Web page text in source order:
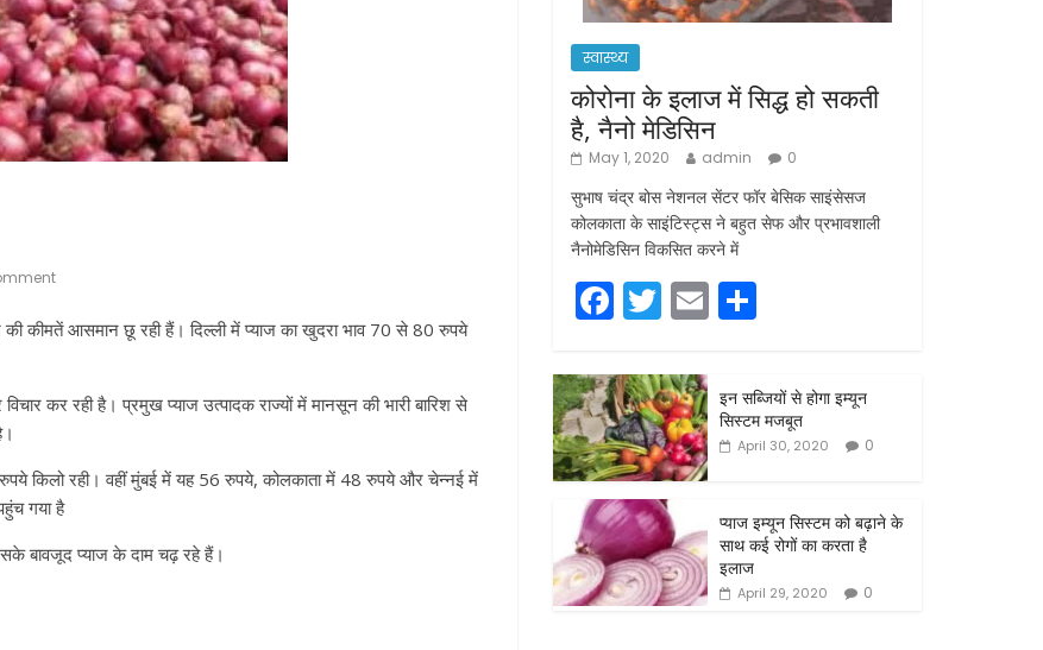
कीमतें आसमान छू रही हैं। दिल्ली में प्याज का खुदरा भाव 70 से 80 रुपये
कर रही है। प्रमुख प्याज उत्पादक राज्यों में मानसून की भारी बारिश से
किलो रही। वहीं मुंबई में यह 56 रुपये, कोलकाता में 48 रुपये और चेन्नई में
गया है
बावजूद प्याज के दाम चढ़ रहे हैं।
स्वास्थ्य
कोरोना के इलाज में सिद्ध हो सकती
है, नैनो मेडिसिन
May 1, 2020 admin 0
सुभाष चंद्र बोस नेशनल सेंटर फॉर बेसिक साइंसेसज
कोलकाता के साइंटिस्ट्स ने बहुत सेफ और प्रभावशाली
नैनोमेडिसिन विकसित करने में
F
a
c
e
b
o
o
k
T
w
itt
er
E
m
ar
e
इन सब्जियों से होगा इम्यून
सिस्टम मजबूत
April 30, 2020 0
प्याज इम्यून सिस्टम को बढ़ाने के
साथ कई रोगों का करता है
इलाज
April 29, 2020 0